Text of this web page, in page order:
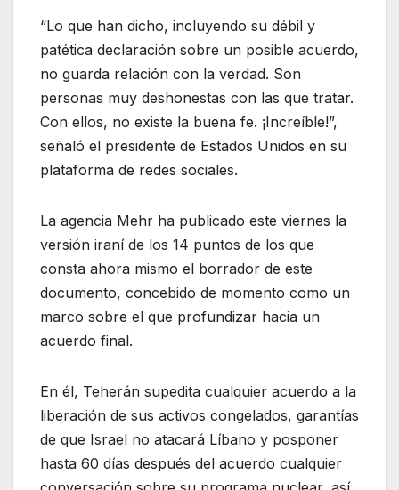
“Lo que han dicho, incluyendo su débil y
patética declaración sobre un posible acuerdo,
no guarda relación con la verdad. Son
personas muy deshonestas con las que tratar.
Con ellos, no existe la buena fe. ¡Increíble!”,
señaló el presidente de Estados Unidos en su
plataforma de redes sociales.
La agencia Mehr ha publicado este viernes la
versión iraní de los 14 puntos de los que
consta ahora mismo el borrador de este
documento, concebido de momento como un
marco sobre el que profundizar hacia un
acuerdo final.
En él, Teherán supedita cualquier acuerdo a la
liberación de sus activos congelados, garantías
de que Israel no atacará Líbano y posponer
hasta 60 días después del acuerdo cualquier